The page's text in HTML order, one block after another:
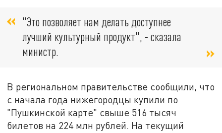
"Это позволяет нам делать доступнее
лучший культурный продукт", - сказала
министр.
В региональном правительстве сообщили, что
с начала года нижегородцы купили по
"Пушкинской карте" свыше 516 тысяч
билетов на 224 млн рублей. На текущий